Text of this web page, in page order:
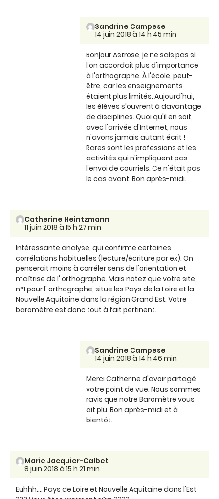
Sandrine Campese
14 juin 2018 à 14 h 45 min
Bonjour Astrose, je ne sais pas si
l'on accordait plus d'importance
à l'orthographe. À l'école, peut-
être, car les enseignements
étaient plus limités. Aujourd'hui,
les élèves s'ouvrent à davantage
de disciplines. Quoi qu'il en soit,
avec l'arrivée d'Internet, nous
n'avons jamais autant écrit !
Rares sont les professions et les
activités qui n'impliquent pas
l'envoi de courriels. Ce n'était pas
le cas avant. Bon après-midi.
Catherine Heintzmann
11 juin 2018 à 15 h 27 min
Intéressante analyse, qui confirme certaines
corrélations habituelles (lecture/écriture par ex). On
penserait moins à corréler sens de l'orientation et
maîtrise de l' orthographe. Mais notez que votre site,
n°1 pour l' orthographe, situe les Pays de la Loire et la
Nouvelle Aquitaine dans la région Grand Est. Votre
baromètre est donc tout à fait pertinent.
Sandrine Campese
14 juin 2018 à 14 h 46 min
Merci Catherine d'avoir partagé
votre point de vue. Nous sommes
ravis que notre Baromètre vous
ait plu. Bon après-midi et à
bientôt.
Marie Jacquier-Calbet
8 juin 2018 à 15 h 21 min
Euhhh.... Pays de Loire et Nouvelle Aquitaine dans l'Est